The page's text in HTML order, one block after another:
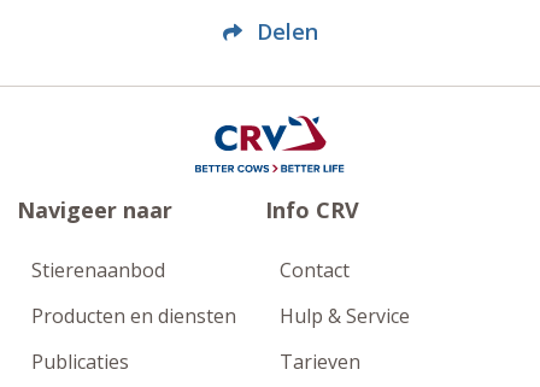
Delen
Navigeer naar
Stierenaanbod
Producten en diensten
Publicaties
Info CRV
Contact
Hulp & Service
Tarieven